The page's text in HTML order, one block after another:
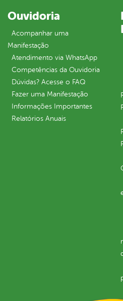
Ouvidoria
Acompanhar uma
Manifestação
Atendimento via WhatsApp
Competências da Ouvidoria
Dúvidas? Acesse o FAQ
Fazer uma Manifestação
Informações Importantes
Relatórios Anuais